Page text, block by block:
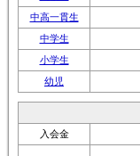
中学生
小学生
幼児
授業料